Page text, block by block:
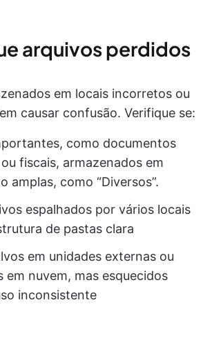
arquivos perdidos
em locais incorretos ou
causar confusão. Verifique se:
como documentos
fiscais, armazenados em
amplas, como “Diversos”.
espalhados por vários locais
de pastas clara
em unidades externas ou
em nuvem, mas esquecidos
inconsistente